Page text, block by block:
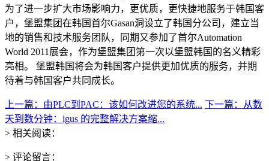
为了进一步扩大市场影响力，更优质，更快捷地服务于韩国客
户，堡盟集团在韩国首尔Gasan洞设立了韩国分公司，建立当
地的销售和技术服务团队，同期又参加了首尔Automation
World 2011展会，作为堡盟集团第一次以堡盟韩国的名义精彩
亮相。 堡盟韩国将会为韩国客户提供更加优质的服务，并期
待着与韩国客户共同成长。
上一篇：由PLC到PAC：该如何改进您的系统... 下一篇：从数
天到数分钟：igus 的完整解决方案缩...
> 相关阅读：
> 评论留言：